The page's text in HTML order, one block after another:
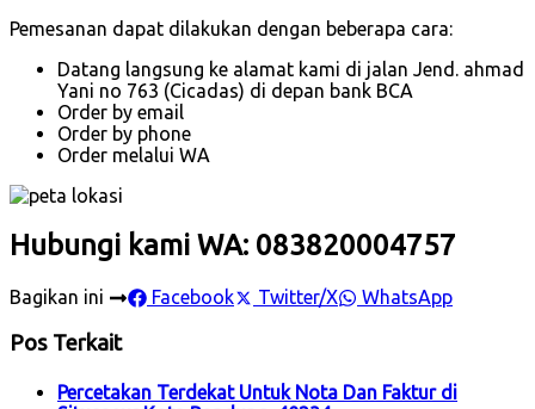
Pemesanan dapat dilakukan dengan beberapa cara:
Datang langsung ke alamat kami di jalan Jend. ahmad
Yani no 763 (Cicadas) di depan bank BCA
Order by email
Order by phone
Order melalui WA
Hubungi kami WA: 083820004757
Bagikan ini Facebook Twitter/X WhatsApp
Pos Terkait
Percetakan Terdekat Untuk Nota Dan Faktur di